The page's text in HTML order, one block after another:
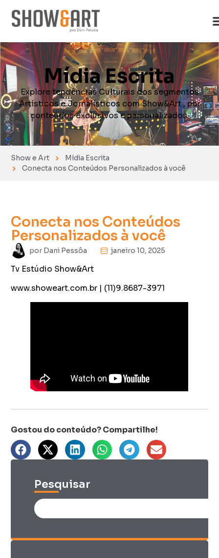
Mídia Escrita
Explore tendências Culturais dos segmentos
Artísticos e Jornalísticos com Show&Art , por
conteúdos exclusivos e personalizados.
Show e Art
Mídia Escrita
Conecta nos Conteúdos Personalizados à você
Conecta nos Conteúdos
Personalizados à você
por Dani Pessôa janeiro 10, 2025
Tv Estúdio Show&Art
www.showeart.com.br | (11)9.8687-3971
Pesquisar